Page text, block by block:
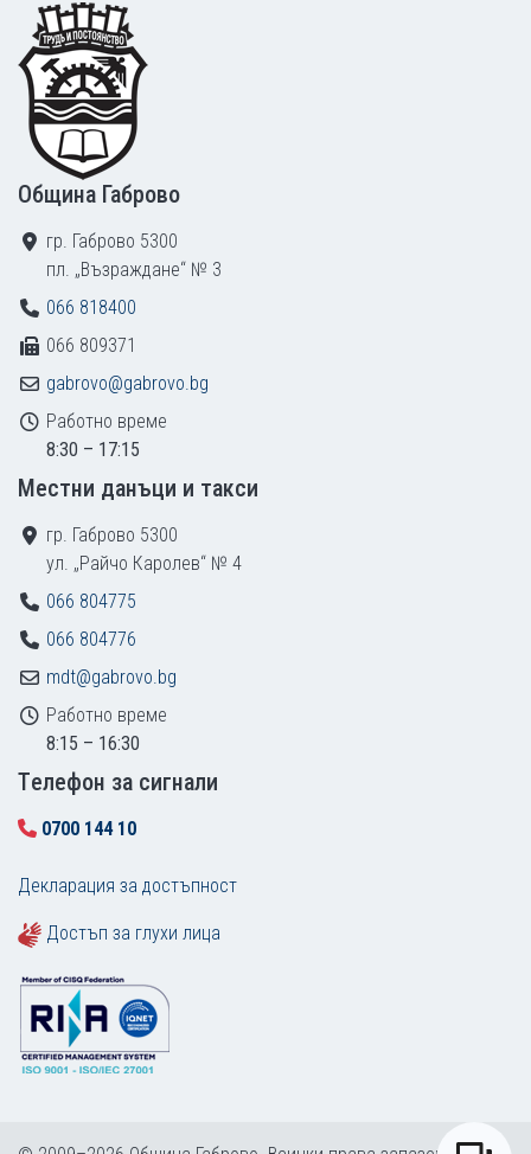
Footer
Община Габрово
гр. Габрово 5300
пл. „Възраждане“ № 3
066 818400
066 809371
gabrovo@gabrovo.bg
Работно време
8:30 – 17:15
Местни данъци и такси
гр. Габрово 5300
ул. „Райчо Каролев“ № 4
066 804775
066 804776
mdt@gabrovo.bg
Работно време
8:15 – 16:30
Tелефон за сигнали
0700 144 10
Декларация за достъпност
Достъп за глухи лица